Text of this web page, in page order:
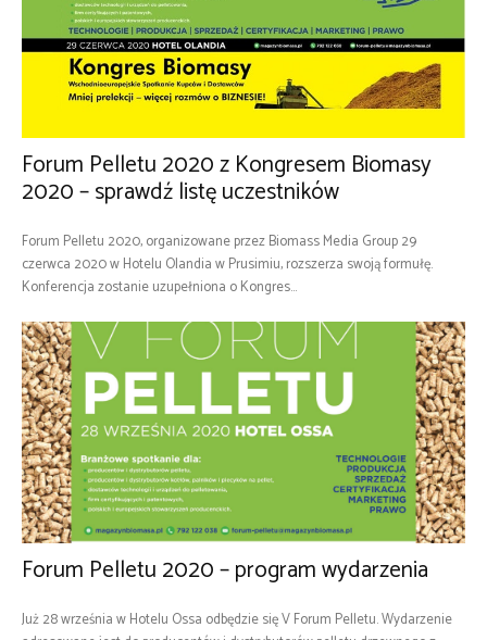
Forum Pelletu 2020 z Kongresem Biomasy
2020 – sprawdź listę uczestników
Forum Pelletu 2020, organizowane przez Biomass Media Group 29
czerwca 2020 w Hotelu Olandia w Prusimiu, rozszerza swoją formułę.
Konferencja zostanie uzupełniona o Kongres...
Forum Pelletu 2020 – program wydarzenia
Już 28 września w Hotelu Ossa odbędzie się V Forum Pelletu. Wydarzenie